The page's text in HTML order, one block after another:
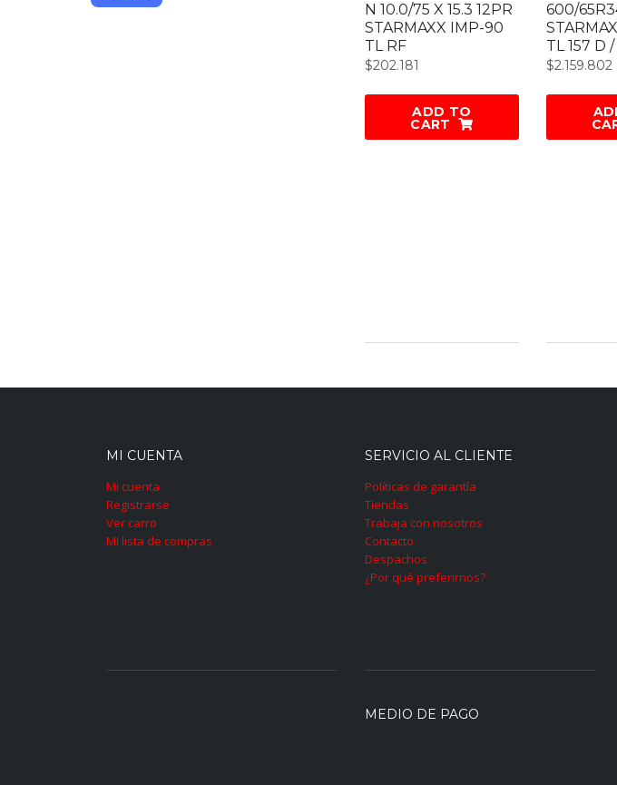
N 10.0/75 X 15.3 12PR
STARMAXX IMP-90
TL RF
$202.181
ADD TO
CART
600/
TL 157 D
$2.159.802
MI CUENTA
Mi cuenta
Registrarse
Ver carro
Mi lista de compras
SERVICIO AL CLIENTE
Políticas de garantía
Tiendas
Trabaja con nosotros
Contacto
Despachos
¿Por qué preferirnos?
MEDIO DE PAGO